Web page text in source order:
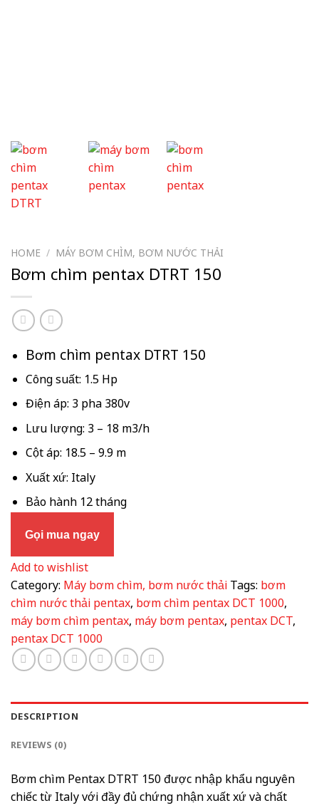
HOME / MÁY BƠM CHÌM, BƠM NƯỚC THẢI
Bơm chìm pentax DTRT 150
Bơm chìm pentax DTRT 150
Công suất: 1.5 Hp
Điện áp: 3 pha 380v
Lưu lượng: 3 – 18 m3/h
Cột áp: 18.5 – 9.9 m
Xuất xứ: Italy
Bảo hành 12 tháng
Gọi mua ngay
Add to wishlist
Category: Máy bơm chìm, bơm nước thải Tags: bơm
chìm nước thải pentax, bơm chìm pentax DCT 1000,
máy bơm chìm pentax, máy bơm pentax, pentax DCT,
pentax DCT 1000
DESCRIPTION
REVIEWS (0)
Bơm chìm Pentax DTRT 150 được nhập khẩu nguyên
chiếc từ Italy với đầy đủ chứng nhận xuất xứ và chất